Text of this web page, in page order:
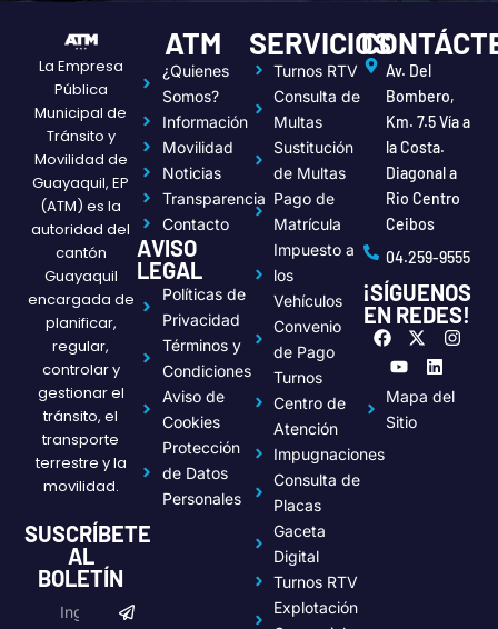
La Empresa
Pública
Municipal de
Tránsito y
Movilidad de
Guayaquil, EP
(ATM) es la
autoridad del
cantón
Guayaquil
encargada de
planificar,
regular,
controlar y
gestionar el
tránsito, el
transporte
terrestre y la
movilidad.
SUSCRÍBETE
AL
BOLETÍN
ATM
¿Quienes
Somos?
Información
Movilidad
Noticias
Transparencia
Contacto
AVISO
LEGAL
Políticas de
Privacidad
Términos y
Condiciones
Aviso de
Cookies
Protección
de Datos
Personales
SERVICIOS
Turnos RTV
Consulta de
Multas
Sustitución
de Multas
Pago de
Matrícula
Impuesto a
los
Vehículos
Convenio
de Pago
Turnos
Centro de
Atención
Impugnaciones
Consulta de
Placas
Gaceta
Digital
Turnos RTV
Explotación
Av. Del
Bombero,
Km. 7.5 Vía a
la Costa.
Diagonal a
Rio Centro
Ceibos
04.259-9555
¡SÍGUENOS
EN REDES!
F
a
c
e
b
o
k
X
-
i
t
I
n
t
a
Y
u
t
u
b
n
k
e
Mapa del
Sitio